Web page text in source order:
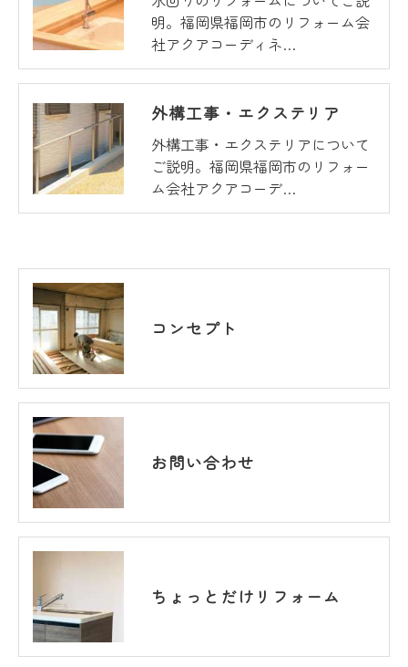
明。福岡県福岡市のリフォーム会
社アクアコーディネ…
外構工事・エクステリア
外構工事・エクステリアについて
ご説明。福岡県福岡市のリフォー
ム会社アクアコーデ…
コンセプト
お問い合わせ
ちょっとだけリフォーム